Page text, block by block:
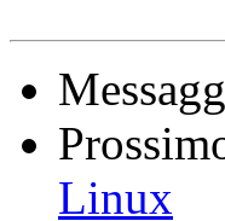
Linux